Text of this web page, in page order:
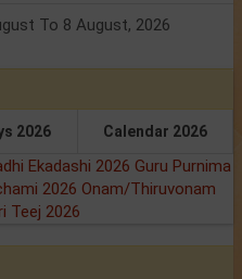
To 8 August, 2026
2026 Calendar 2026
Ekadashi 2026 Guru Purnima
2026 Onam/Thiruvonam
Teej 2026